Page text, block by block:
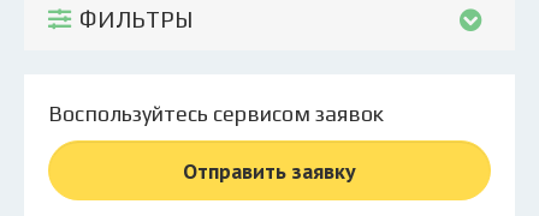
Личный кабинет
ФИЛЬТРЫ
Воспользуйтесь сервисом заявок
Отправить заявку